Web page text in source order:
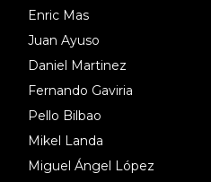
Enric Mas
Juan Ayuso
Daniel Martinez
Fernando Gaviria
Pello Bilbao
Mikel Landa
Miguel Ángel López